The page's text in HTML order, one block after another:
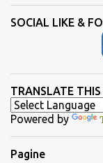
SOCIAL LIKE &
TRANSLATE THIS
Powered by
Pagine